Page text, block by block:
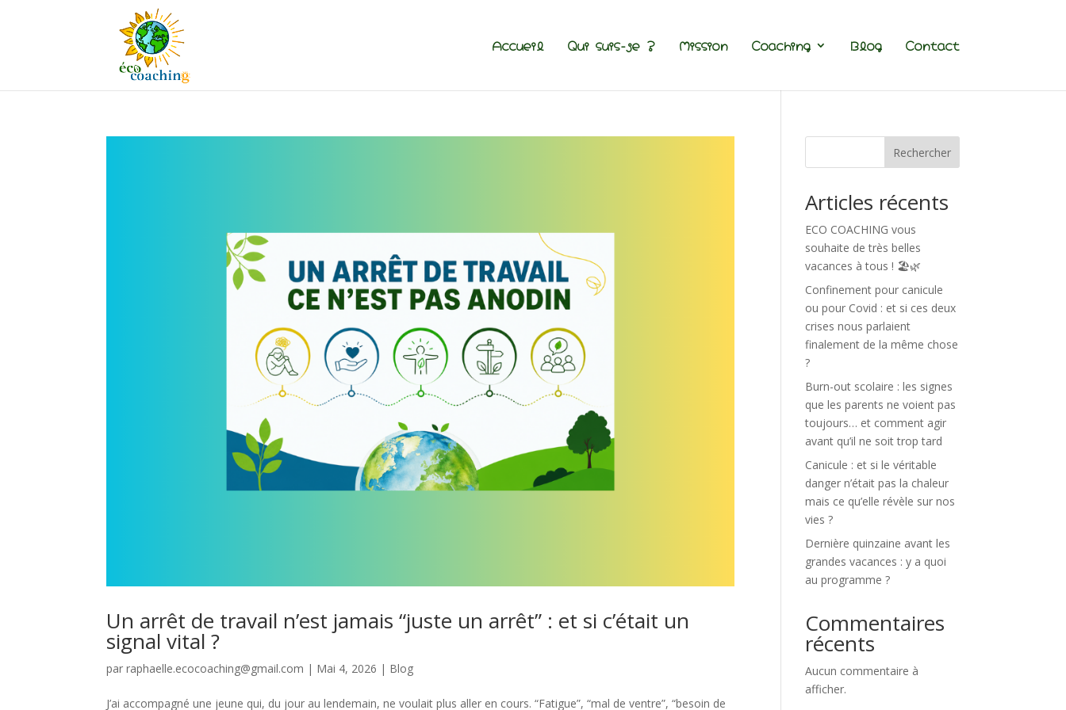
Accueil Qui suis-je ? Mission Coaching Blog Contact
Un arrêt de travail n’est jamais “juste un arrêt” : et si c’était un
signal vital ?
parraphaelle.ecocoaching@gmail.com | Mai 4, 2026 | Blog
J’ai accompagné une jeune qui, du jour au lendemain, ne voulait plus aller en cours. “Fatigue”, “mal de ventre”, “besoin de
Rechercher
Articles récents
ECO COACHING vous
souhaite de très belles
vacances à tous ! 🏖️🌿
Confinement pour canicule
ou pour Covid : et si ces deux
crises nous parlaient
finalement de la même chose
?
Burn-out scolaire : les signes
que les parents ne voient pas
toujours… et comment agir
avant qu’il ne soit trop tard
Canicule : et si le véritable
danger n’était pas la chaleur
mais ce qu’elle révèle sur nos
vies ?
Dernière quinzaine avant les
grandes vacances : y a quoi
au programme ?
Commentaires
récents
Aucun commentaire à
afficher.